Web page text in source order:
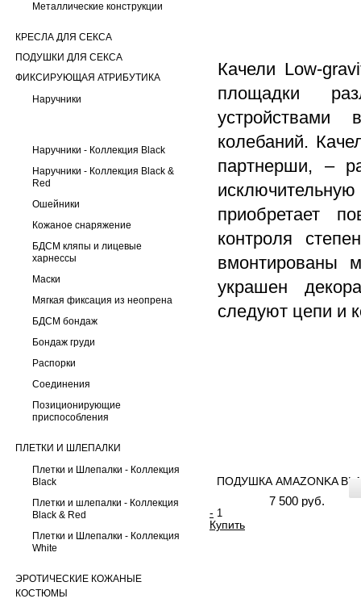
Металлические конструкции
КРЕСЛА ДЛЯ СЕКСА
ПОДУШКИ ДЛЯ СЕКСА
ФИКСИРУЮЩАЯ АТРИБУТИКА
Наручники
Наручники - Коллекция Black
Наручники - Коллекция Black &
Red
Ошейники
Кожаное снаряжение
БДСМ кляпы и лицевые
харнессы
Маски
Мягкая фиксация из неопрена
БДСМ бондаж
Бондаж груди
Распорки
Соединения
Позиционирующие
приспособления
ПЛЕТКИ И ШЛЕПАЛКИ
Плетки и Шлепалки - Коллекция
Black
Плетки и шлепалки - Коллекция
Black & Red
Плетки и Шлепалки - Коллекция
White
ЭРОТИЧЕСКИЕ КОЖАНЫЕ
КОСТЮМЫ
Качели Low-
площадки
устройствами
колебаний.
партнерши, –
приобретает
контроля
вмонтированы
украшен
следуют цепи и
ПОДУШКА AMAZONKA
7 500 руб.
-
Купить